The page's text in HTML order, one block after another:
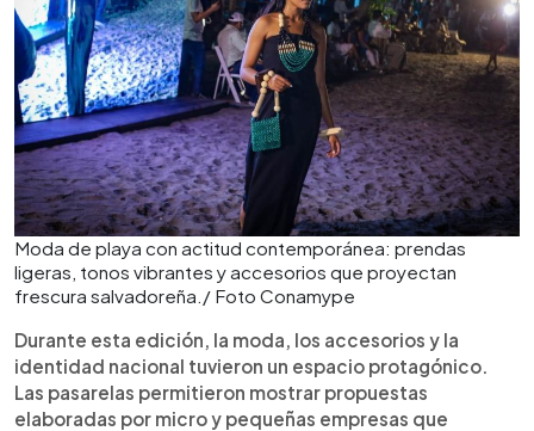
Moda de playa con actitud contemporánea: prendas
ligeras, tonos vibrantes y accesorios que proyectan
frescura salvadoreña./ Foto Conamype
Durante esta edición, la moda, los accesorios y la
identidad nacional tuvieron un espacio protagónico.
Las pasarelas permitieron mostrar propuestas
elaboradas por micro y pequeñas empresas que